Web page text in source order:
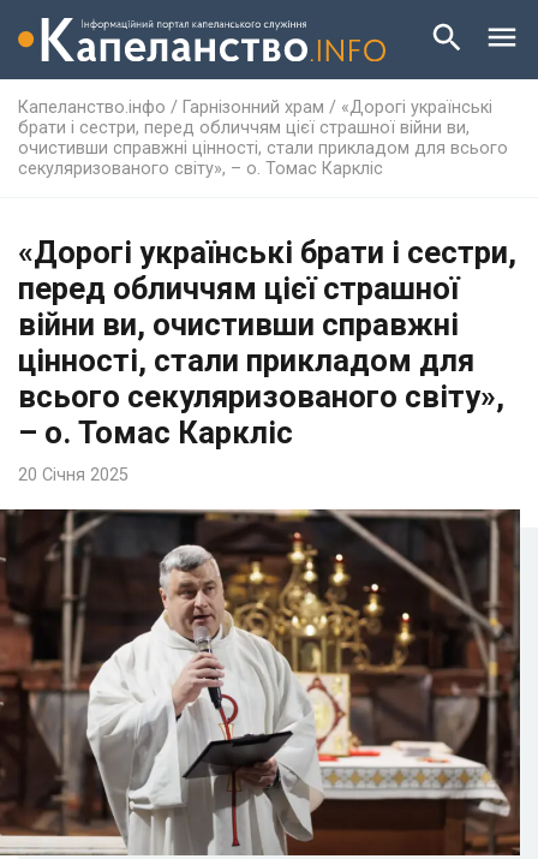
Капеланство.інфо / Гарнізонний храм / «Дорогі українські
брати і сестри, перед обличчям цієї страшної війни ви,
очистивши справжні цінності, стали прикладом для всього
секуляризованого світу», – о. Томас Каркліс
«Дорогі українські брати і сестри,
перед обличчям цієї страшної
війни ви, очистивши справжні
цінності, стали прикладом для
всього секуляризованого світу»,
– о. Томас Каркліс
20 Січня 2025